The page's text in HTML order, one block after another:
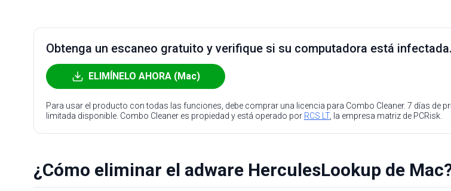
Obtenga un escaneo gratuito y verifique si su computadora está infectada.
ELIMÍNELO AHORA (Mac)
Para usar el producto con todas las funciones, debe comprar una licencia para Combo Cleaner. 7 días de
limitada disponible. Combo Cleaner es propiedad y está operado por RCS LT, la empresa matriz de PCRisk.
¿Cómo eliminar el adware HerculesLookup de